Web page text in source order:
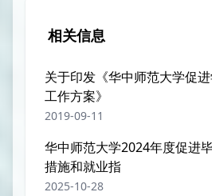
相关信息
关于印发《华中师范大学促
工作方案》
2019-09-11
华中师范大学2024年度促进
措施和就业指
2025-10-28